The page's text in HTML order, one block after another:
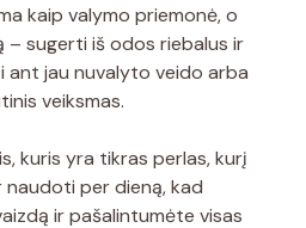
kaip valymo priemonė, o
– sugerti iš odos riebalus ir
ant jau nuvalyto veido arba
veiksmas.
kuris yra tikras perlas, kurį
naudoti per dieną, kad
ir pašalintumėte visas